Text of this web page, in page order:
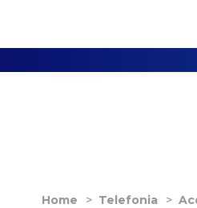
Home > Telefonia >